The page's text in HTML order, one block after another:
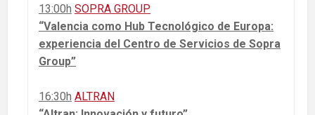
13:00h SOPRA GROUP
“Valencia como Hub Tecnológico de Europa:
experiencia del Centro de Servicios de Sopra
Group”
16:30h ALTRAN